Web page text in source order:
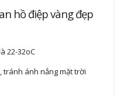
hồ điệp vàng đẹp
22-32oC
tránh ánh nắng mặt trời